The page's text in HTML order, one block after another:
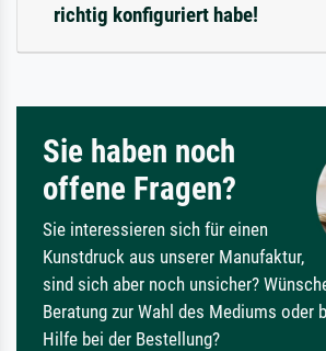
richtig konfiguriert habe!
Sie haben noch
offene Fragen?
Sie interessieren sich für einen
Kunstdruck aus unserer Manufaktur,
sind sich aber noch unsicher?
Beratung zur Wahl des Mediums oder
Hilfe bei der Bestellung?